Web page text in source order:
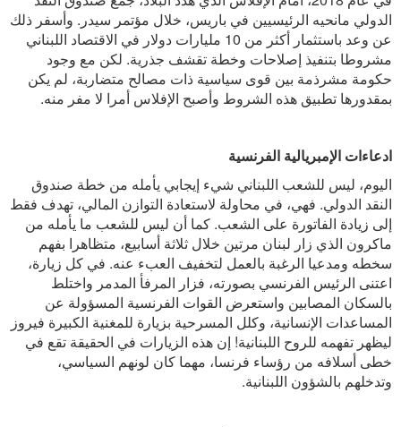
الدولي مانحيه الرئيسيين في باريس، خلال مؤتمر سيدر. وأسفر ذلك
عن وعد باستثمار أكثر من 10 مليارات دولار في الاقتصاد اللبناني
مشروطا بتنفيذ إصلاحات وخطة تقشف جذرية. لكن مع وجود
حكومة مشرذمة بين قوى سياسية ذات مصالح متضاربة، لم يكن
بمقدورها تطبيق هذه الشروط وأصبح الإفلاس أمرا لا مفر منه.
ادعاءات الإمبريالية الفرنسية
اليوم، ليس للشعب اللبناني شيء إيجابي يأمله من خطة صندوق
النقد الدولي. فهي، في محاولة لاستعادة التوازن المالي، تهدف فقط
إلى زيادة الفاتورة على الشعب. كما أن ليس للشعب ما يأمله من
ماكرون الذي زار لبنان مرتين خلال ثلاثة أسابيع، متظاهرا بفهم
سخطه ومدعيا الرغبة بالعمل لتخفيف العبء عنه. في كل زيارة،
اعتنى الرئيس الفرنسي بصورته، فزار المرفأ المدمر واختلط
بالسكان المصابين واستعرض القوات الفرنسية المسؤولة عن
المساعدات الإنسانية، وكلل المسرحية بزيارة للمغنية الكبيرة فيروز
ليظهر تفهمه للروح اللبنانية! إن هذه الزيارات في الحقيقة تقع في
خطى أسلافه من رؤساء فرنسا، مهما كان لونهم السياسي،
وتدخلهم بالشؤون اللبنانية.